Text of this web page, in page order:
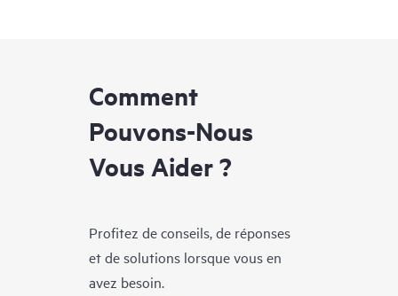
Comment
Pouvons-Nous
Vous Aider ?
Profitez de conseils, de réponses
et de solutions lorsque vous en
avez besoin.